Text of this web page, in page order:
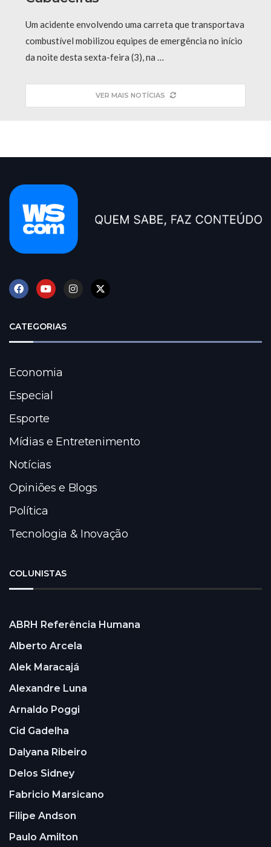
Um acidente envolvendo uma carreta que transportava
combustível mobilizou equipes de emergência no início
da noite desta sexta-feira (3), na …
VER MAIS NOTÍCIAS
CATEGORIAS
Economia
Especial
Esporte
Mídias e Entretenimento
Notícias
Opiniões e Blogs
Política
Tecnologia & Inovação
COLUNISTAS
ABRH Referência Humana
Alberto Arcela
Alek Maracajá
Alexandre Luna
Arnaldo Poggi
Cid Gadelha
Dalyana Ribeiro
Delos Sidney
Fabricio Marsicano
Filipe Andson
Paulo Amilton